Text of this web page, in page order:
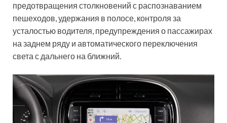
предотвращения столкновений с распознаванием
пешеходов, удержания в полосе, контроля за
усталостью водителя, предупреждения о пассажирах
на заднем ряду и автоматического переключения
света с дальнего на ближний.